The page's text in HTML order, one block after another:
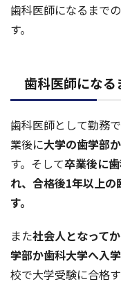
歯科医師になるまで
す。
歯科医師にな
歯科医師として勤務
業後に大学の歯学部
す。そして卒業後に
れ、合格後1年以上
す。
また社会人となって
学部か歯科大学へ入
校で大学受験に合格